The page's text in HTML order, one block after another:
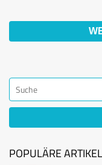
POPULÄRE ARTIKEL